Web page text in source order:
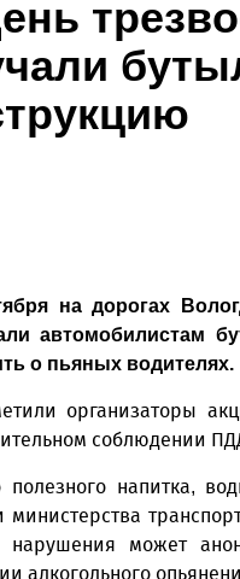
на дорогах
автомобилистам
о пьяных водителях.
организаторы
соблюдении
напитка,
министерства
нарушения может
алкогольного